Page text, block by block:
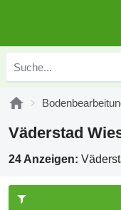
Väderstad
24 Anzeigen: